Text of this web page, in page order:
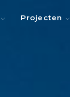
Projecten